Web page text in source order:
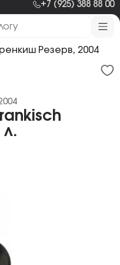
+7 (925) 388 88 00
Резерв, 2004
л.